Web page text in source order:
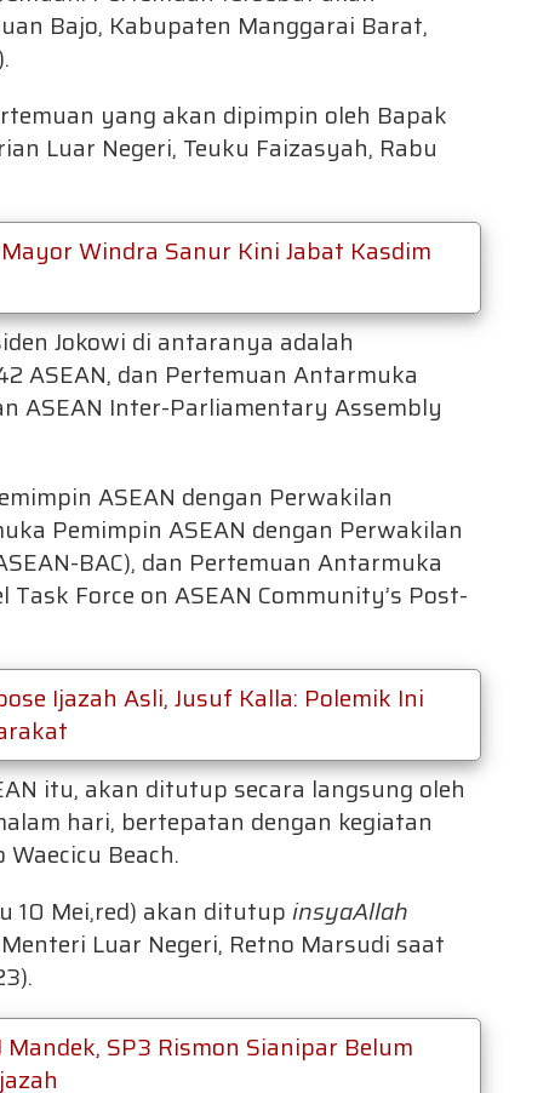
Bajo, Kabupaten Manggarai Barat,
yang akan dipimpin oleh Bapak
Luar Negeri, Teuku Faizasyah, Rabu
Windra Sanur Kini Jabat Kasdim
Jokowi di antaranya adalah
ASEAN, dan Pertemuan Antarmuka
ASEAN Inter-Parliamentary Assembly
ASEAN dengan Perwakilan
Pemimpin ASEAN dengan Perwakilan
BAC), dan Pertemuan Antarmuka
Force on ASEAN Community’s Post-
Ijazah Asli, Jusuf Kalla: Polemik Ini
itu, akan ditutup secara langsung oleh
hari, bertepatan dengan kegiatan
Beach.
10 Mei,red) akan ditutup insyaAllah
Luar Negeri, Retno Marsudi saat
Mandek, SP3 Rismon Sianipar Belum